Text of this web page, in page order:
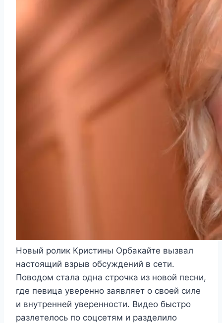
Новый ролик Кристины Орбакайте вызвал
настоящий взрыв обсуждений в сети.
Поводом стала одна строчка из новой песни,
где певица уверенно заявляет о своей силе
и внутренней уверенности. Видео быстро
разлетелось по соцсетям и разделило